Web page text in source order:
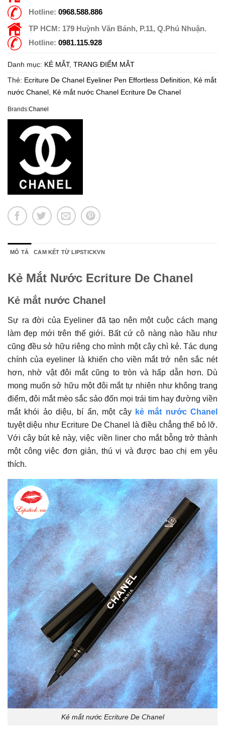
Hotline: 0968.588.886
TP HCM: 179 Huỳnh Văn Bánh, P.11, Q.Phú Nhuận.
Hotline: 0981.115.928
Danh mục: KẺ MẮT, TRANG ĐIỂM MẮT
Thẻ: Ecriture De Chanel Eyeliner Pen Effortless Definition
Kẻ mắt
nước Chanel Kẻ mắt nước Chanel Ecriture De Chanel
Brands:Chanel
MÔ TẢ CAM KẾT TỪ LIPSTICKVN
Kẻ Mắt Nước Ecriture De Chanel
Kẻ mắt nước Chanel
Sự ra đời của Eyeliner đã tạo nên một cuộc cách mạng
làm đẹp mới trên thế giới. Bất cứ cô nàng nào hầu như
cũng đều sở hữu riêng cho mình một cây chì kẻ. Tác dụng
chính của eyeliner là khiến cho viền mắt trở nên sắc nét
hơn, nhờ vật đôi mắt cũng to tròn và hấp dẫn hơn. Dù
mong muốn sở hữu một đôi mắt tự nhiên như không trang
điểm, đôi mắt mèo sắc sảo đốn mọi trái tim hay đường viền
mắt khói ảo diệu, bí ẩn, một cây kẻ mắt nước Chanel
tuyệt diệu như Ecriture De Chanel là điều chẳng thể bỏ lỡ.
Với cây bút kẻ này, việc viền liner cho mắt bỗng trở thành
một công việc đơn giản, thú vị và được bao chị em yêu
thích.
Kẻ mắt nước Ecriture De Chanel